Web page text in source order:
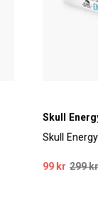
Skull
Skull
99 kr 299 kr